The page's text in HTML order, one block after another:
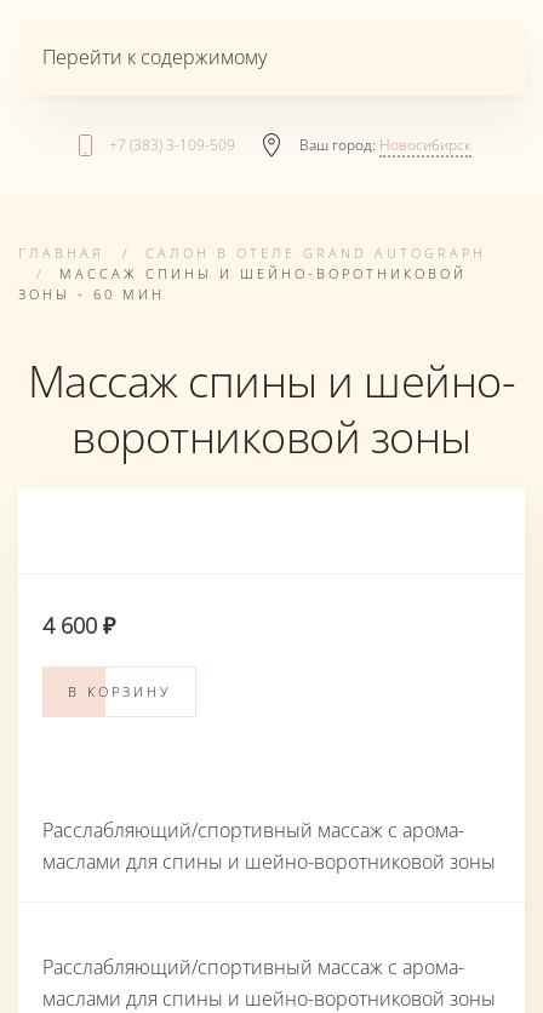
Перейти к содержимому
+7 (383) 3-109-509 Ваш город: Новосибирск
ГЛАВНАЯ
САЛОН В ОТЕЛЕ GRAND AUTOGRAPH
МАССАЖ СПИНЫ И ШЕЙНО-ВОРОТНИКОВОЙ
ЗОНЫ - 60 МИН
Массаж спины и шейно-
воротниковой зоны
Расслабляющий/спортивный массаж с арома-
маслами для спины и шейно-воротниковой зоны
4 600 ₽
В КОРЗИНУ
Расслабляющий/спортивный массаж с арома-
маслами для спины и шейно-воротниковой зоны